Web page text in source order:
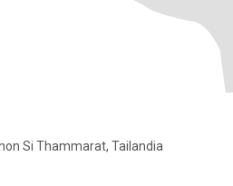
Si Thammarat, Tailandia